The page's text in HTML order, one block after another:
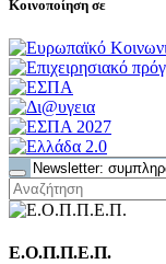
Κοινοποίηση σε
Ε.Ο.Π.Π.Ε.Π.